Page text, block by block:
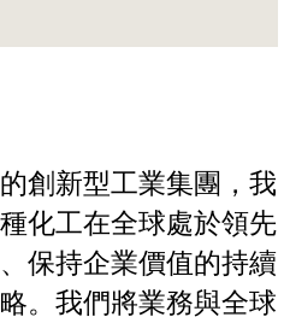
創新型工業集團，我
化工在全球處於領先
保持企業價值的持續
。我們將業務與全球